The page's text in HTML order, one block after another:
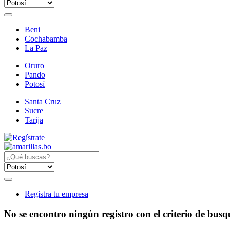
Beni
Cochabamba
La Paz
Oruro
Pando
Potosí
Santa Cruz
Sucre
Tarija
Registra tu empresa
No se encontro ningún registro con el criterio de